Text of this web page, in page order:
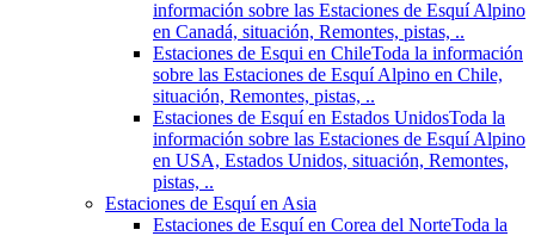
información sobre las Estaciones de Esquí Alpino
en Canadá, situación, Remontes, pistas, ..
Estaciones de Esqui en ChileToda la información
sobre las Estaciones de Esquí Alpino en Chile,
situación, Remontes, pistas, ..
Estaciones de Esquí en Estados UnidosToda la
información sobre las Estaciones de Esquí Alpino
en USA, Estados Unidos, situación, Remontes,
pistas, ..
Estaciones de Esquí en Asia
Estaciones de Esquí en Corea del NorteToda la